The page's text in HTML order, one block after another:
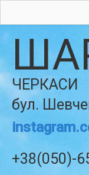
ЧЕРКАСИ
бул.
+38(050)-